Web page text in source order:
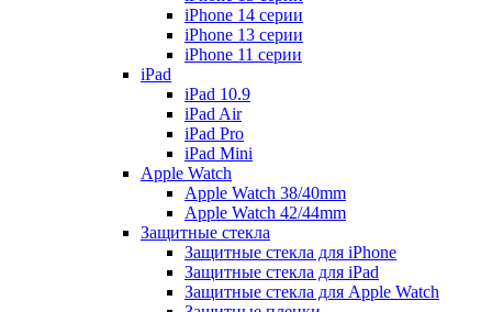
iPhone 14 серии
iPhone 13 серии
iPhone 11 серии
iPad
iPad 10.9
iPad Air
iPad Pro
iPad Mini
Apple Watch
Apple Watch 38/40mm
Apple Watch 42/44mm
Защитные стекла
Защитные стекла для iPhone
Защитные стекла для iPad
Защитные стекла для Apple Watch